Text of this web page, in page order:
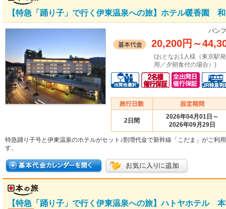
【特急「踊り子」で行く伊東温泉への旅】ホテル暖香園
パン
20,200円 ～
(おとなお1人様（東京駅
用／夕朝食付の場合）)
2日間
2026年04月01日～
2026年09月29日
特急踊り子号と伊東温泉のホテルがセット♪割増代金で新幹線「こだま」がご利
す。
【特急「踊り子」で行く伊東温泉への旅】ハトヤホテル